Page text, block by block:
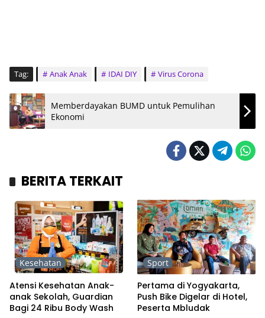
Tag: Anak Anak IDAI DIY Virus Corona
Memberdayakan BUMD untuk Pemulihan
Ekonomi
BERITA TERKAIT
Kesehatan
Atensi Kesehatan Anak-
anak Sekolah, Guardian
Bagi 24 Ribu Body Wash
Sport
Pertama di Yogyakarta,
Push Bike Digelar di Hotel,
Peserta Mbludak